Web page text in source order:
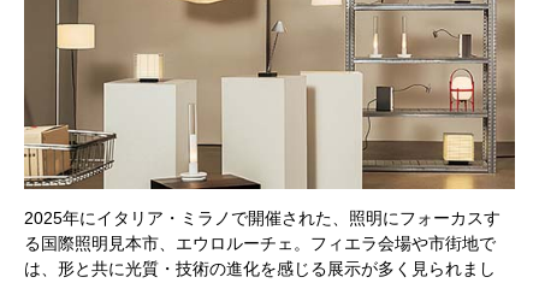
2025年にイタリア・ミラノで開催された、照明にフォーカスす
る国際照明見本市、エウロルーチェ。フィエラ会場や市街地で
は、形と共に光質・技術の進化を感じる展示が多く見られまし